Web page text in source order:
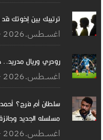
ترتيبك بين إخوتك
07 اغســطس.2026 - 16:45
رودري وريال
07 اغســطس.2026 - 16:44
سلطان أم فرج؟
مسلسله الجديد
07 اغســطس.2026 - 16:36